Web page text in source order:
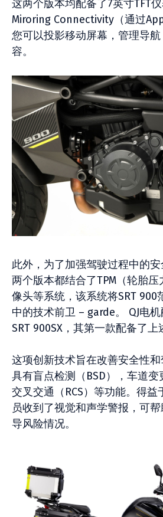
这两个版本均配备了7英寸TFT
Miroring Connectivity（通过
您可以投影移动屏幕，管理导
容。
此外，为了加强驾驶过程中的
两个版本都结合了TPM（轮胎
像头等系统，该系统将SRT 900
中的技术前卫 – garde。 QJ电
SRT 900SX，其第一款配备了上
这项创新技术旨在改善安全性
具有盲点检测（BSD），车道变
交叉交通（RCS）等功能。得
员收到了视觉和声学警报，可
导风险情况。